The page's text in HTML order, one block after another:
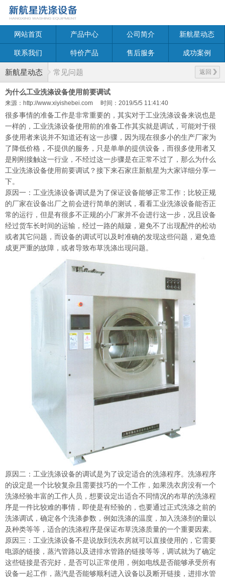
网站首页 产品中心 公司简介 新航星动态
联系我们 特价产品 售后服务 成功案例
新航星动态 返回
常见问题
为什么工业洗涤设备使用前要调试
来源：http://www.xiyishebei.com 时间：2019/5/5 11:41:40
很多事情的准备工作是非常重要的，其实对于工业洗涤设备来说也是
一样的，工业洗涤设备使用前的准备工作其实就是调试，可能对于很
多使用者来说并不知道还有这一步骤，因为现在很多小的生产厂家为
了降低价格，不提供的服务，只是单单的提供设备，而很多使用者又
是刚刚接触这一行业，不经过这一步骤是在正常不过了，那么为什么
工业洗涤设备使用前要调试？接下来石家庄新航星为大家详细分享一
下。
原因一：工业洗涤设备调试是为了保证设备能够正常工作；比较正规
的厂家在设备出厂之前会进行简单的测试，看看工业洗涤设备能否正
常的运行，但是有很多不正规的小厂家并不会进行这一步，况且设备
经过货车长时间的运输，经过一路的颠簸，避免不了出现配件的松动
或者其它问题，而设备的调试可以及时准确的发现这些问题，避免造
成更严重的故障，或者导致布草洗涤出现问题。
原因二：工业洗涤设备的调试是为了设定适合的洗涤程序。洗涤程序
的设定是一个比较复杂且需要技巧的一个工作，如果洗衣房没有一个
洗涤经验丰富的工作人员，想要设定出适合不同情况的布草的洗涤程
序是一件比较难的事情，即使是有经验的，也要通过正式洗涤之前的
洗涤调试，确定各个洗涤参数，例如洗涤的温度，加入洗涤剂的量以
及种类等等，适合的洗涤程序是保证布草洗涤质量的一个重要因素。
原因三：工业洗涤设备不是说放到洗衣房就可以直接使用的，它需要
电源的链接，蒸汽管路以及进排水管路的链接等等，调试就为了确定
这些链接是否完好，是否可以正常使用，例如电线是否能够承受所有
设备一起工作，蒸汽是否能够顺利进入设备以及断开链接，进排水管